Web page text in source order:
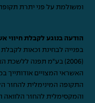
ומשולמת על פני יתרת
הודעה בנוגע לקבלת חיווי
בפנייה לבחינת זכאות
(2006) בע"מ תפנה
האשראי המצויים אודותייך